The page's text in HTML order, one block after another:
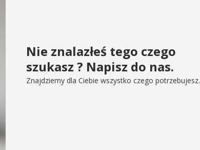
Nie znalazłeś tego czego
szukasz ? Napisz do nas.
Znajdziemy dla Ciebie wszystko czego potrzebujesz.